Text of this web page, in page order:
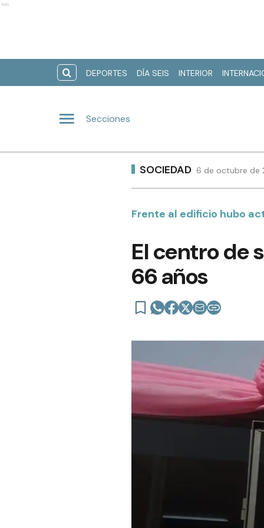
Ads
DEPORTES DÍA SEIS INTERIOR
Secciones
SOCIEDAD 6 de octubre de
Frente al edificio hubo
El centro de
66 años